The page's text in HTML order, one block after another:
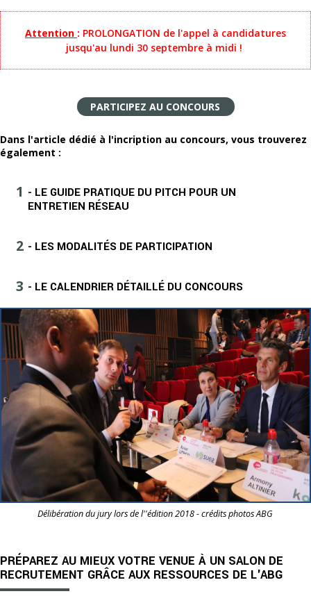
Attention : PROLONGATION de l'appel à candidatures
jusqu'au lundi 30 septembre à midi !
PARTICIPEZ AU CONCOURS
Dans l'article dédié à l'incription au concours, vous trouverez
également :
- LE GUIDE PRATIQUE DU PITCH POUR UN
ENTRETIEN RÉSEAU
- LES MODALITÉS DE PARTICIPATION
- LE CALENDRIER DÉTAILLÉ DU CONCOURS
Délibération du jury lors de l''édition 2018 - crédits photos ABG
PRÉPAREZ AU MIEUX VOTRE VENUE À UN SALON DE
RECRUTEMENT GRÂCE AUX RESSOURCES DE L'ABG